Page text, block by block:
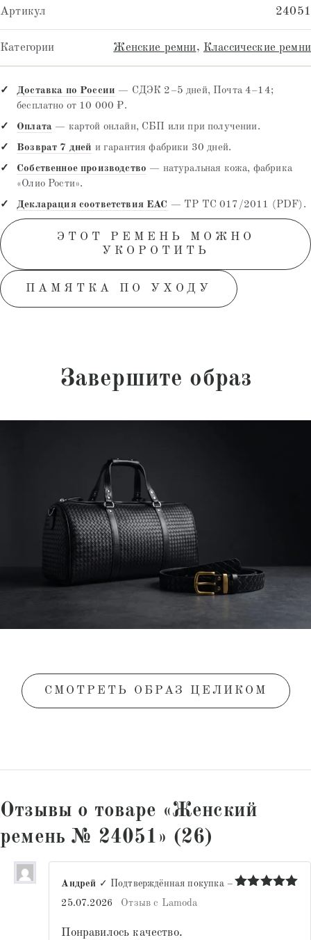
Артикул 24051
Категории Женские ремни, Классические ремни
Доставка по России — СДЭК 2–5 дней, Почта 4–14;
бесплатно от 10 000 ₽.
Оплата — картой онлайн, СБП или при получении.
Возврат 7 дней и гарантия фабрики 30 дней.
Собственное производство — натуральная кожа, фабрика
«Олио Рости».
Декларация соответствия EAC — ТР ТС 017/2011 (PDF).
ЭТОТ РЕМЕНЬ МОЖНО
УКОРОТИТЬ
ПАМЯТКА ПО УХОДУ
Завершите образ
СМОТРЕТЬ ОБРАЗ ЦЕЛИКОМ
Отзывы о товаре «Женский
ремень № 24051» (26)
Андрей ✓ Подтверждённая покупка –
25.07.2026
Отзыв с Lamoda
Понравилось качество.